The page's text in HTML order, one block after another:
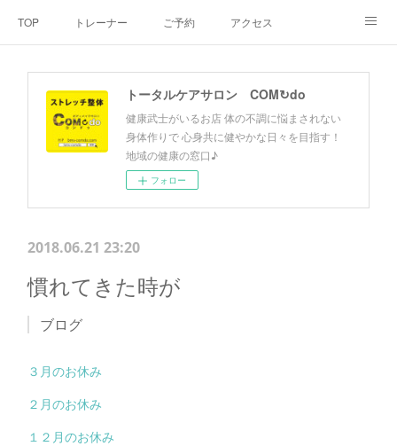
TOP トレーナー ご予約 アクセス
お客様の声
トータルケアサロン COM↻do
健康武士がいるお店 体の不調に悩まされない
身体作りで 心身共に健やかな日々を目指す！
地域の健康の窓口♪
フォロー
2018.06.21 23:20
慣れてきた時が
ブログ
３月のお休み
２月のお休み
１２月のお休み